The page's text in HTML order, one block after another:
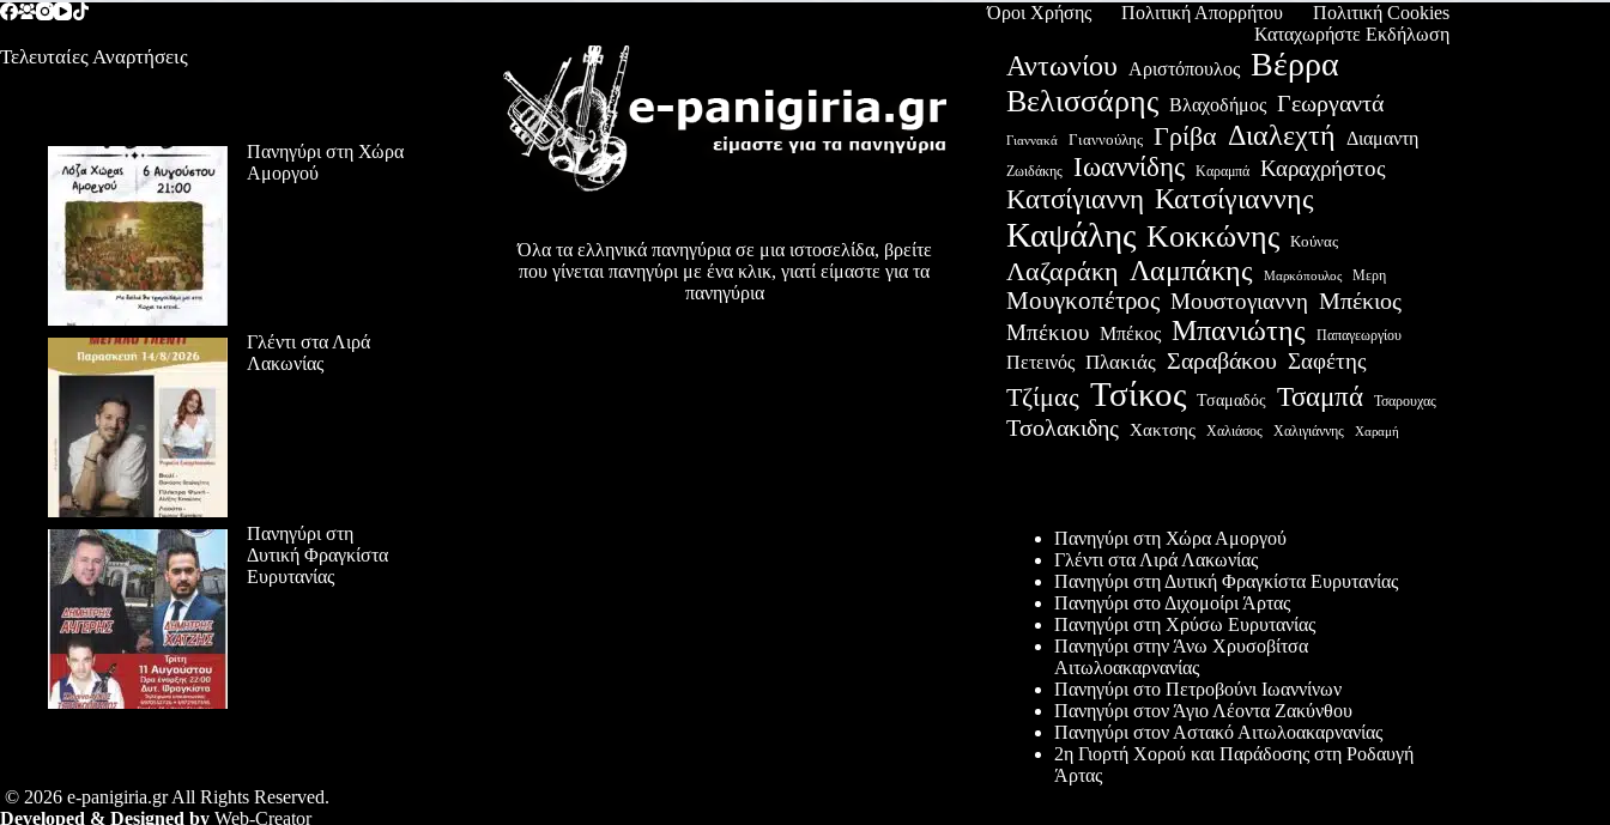
Όροι Χρήσης Πολιτική Απορρήτου
Πολιτική Cookies
Καταχωρήστε Εκδήλωση
Τελευταίες Αναρτήσεις
Πανηγύρι στη Χώρα
Αμοργού
Γλέντι στα Λιρά
Λακωνίας
Πανηγύρι στη
Δυτική Φραγκίστα
Ευρυτανίας
Όλα τα ελληνικά πανηγύρια σε μια ιστοσελίδα, βρείτε
που γίνεται πανηγύρι με ένα κλικ, γιατί είμαστε για τα
πανηγύρια
Αντωνίου Αριστόπουλος Βέρρα
Βελισσάρης Βλαχοδήμος Γεωργαντά
Γιαννακά Γιαννούλης Γρίβα Διαλεχτή Διαμαντη
Ζωιδάκης Ιωαννίδης Καραμπά Καραχρήστος
Κατσίγιαννη Κατσίγιαννης
Καψάλης Κοκκώνης Κούνας
Λαζαράκη Λαμπάκης Μαρκόπουλος Μερη
Μουγκοπέτρος Μουστογιαννη Μπέκιος
Μπέκιου Μπέκος Μπανιώτης Παπαγεωργίου
Πετεινός Πλακιάς Σαραβάκου Σαφέτης
Τζίμας Τσίκος Τσαμαδός Τσαμπά Τσαρουχας
Τσολακιδης Χακτσης Χαλιάσος Χαλιγιάννης Χαραμή
Πανηγύρι στη Χώρα Αμοργού
Γλέντι στα Λιρά Λακωνίας
Πανηγύρι στη Δυτική Φραγκίστα Ευρυτανίας
Πανηγύρι στο Διχομοίρι Άρτας
Πανηγύρι στη Χρύσω Ευρυτανίας
Πανηγύρι στην Άνω Χρυσοβίτσα
Αιτωλοακαρνανίας
Πανηγύρι στο Πετροβούνι Ιωαννίνων
Πανηγύρι στον Άγιο Λέοντα Ζακύνθου
Πανηγύρι στον Αστακό Αιτωλοακαρνανίας
2η Γιορτή Χορού και Παράδοσης στη Ροδαυγή
Άρτας
© 2026 e-panigiria.gr All Rights Reserved.
Developed & Designed by Web-Creator